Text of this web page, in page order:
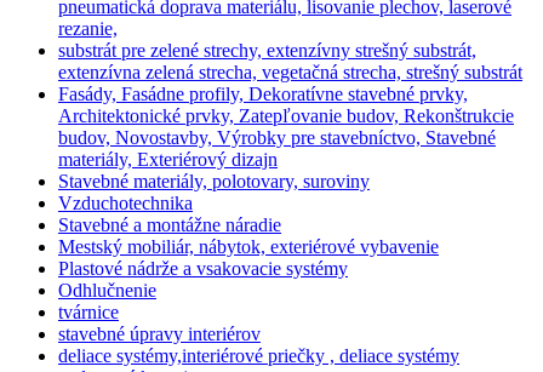
pneumatická doprava materiálu, lisovanie plechov, laserové
rezanie,
substrát pre zelené strechy, extenzívny strešný substrát,
extenzívna zelená strecha, vegetačná strecha, strešný substrát
Fasády, Fasádne profily, Dekoratívne stavebné prvky,
Architektonické prvky, Zatepľovanie budov, Rekonštrukcie
budov, Novostavby, Výrobky pre stavebníctvo, Stavebné
materiály, Exteriérový dizajn
Stavebné materiály, polotovary, suroviny
Vzduchotechnika
Stavebné a montážne náradie
Mestský mobiliár, nábytok, exteriérové vybavenie
Plastové nádrže a vsakovacie systémy
Odhlučnenie
tvárnice
stavebné úpravy interiérov
deliace systémy,interiérové priečky , deliace systémy